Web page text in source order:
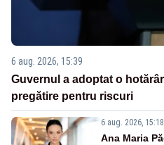
6 aug. 2026, 15:39
Guvernul a adoptat o
pregătire pentru riscuri
6 aug. 2026, 15:18
Ana Maria